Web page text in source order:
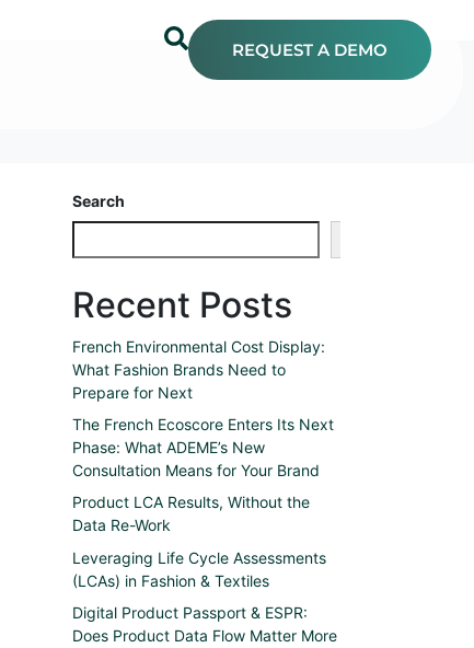
REQUEST A DEMO
Search
Recent Posts
French Environmental Cost Display:
What Fashion Brands Need to
Prepare for Next
The French Ecoscore Enters Its Next
Phase: What ADEME’s New
Consultation Means for Your Brand
Product LCA Results, Without the
Data Re-Work
Leveraging Life Cycle Assessments
(LCAs) in Fashion & Textiles
Digital Product Passport & ESPR:
Does Product Data Flow Matter More